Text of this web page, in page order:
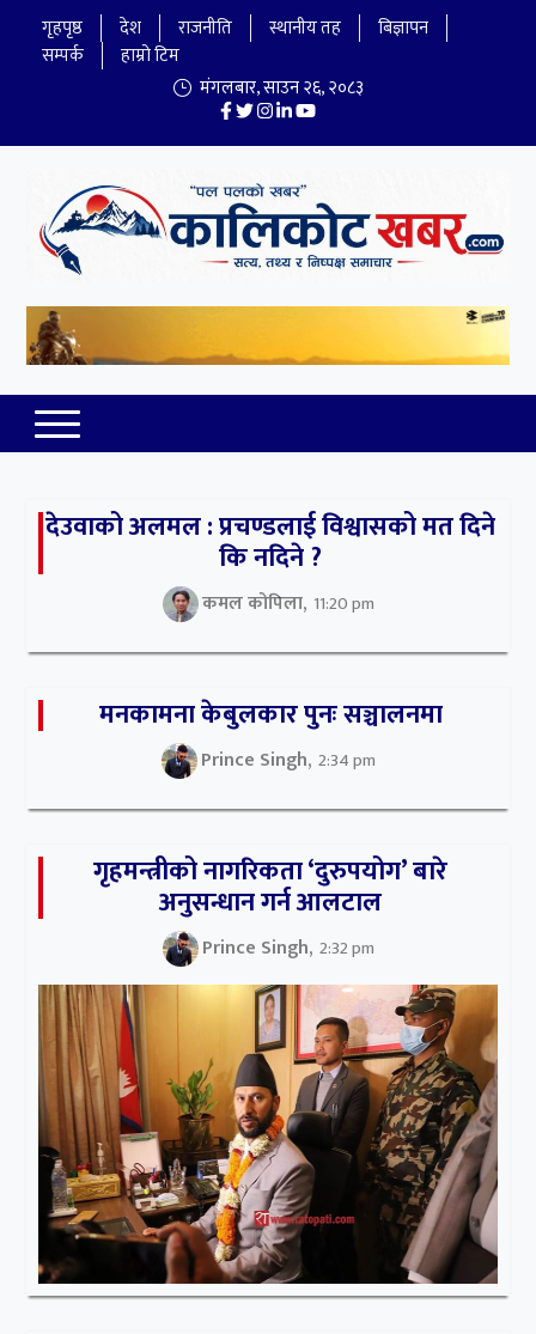
गृहपृष्ठ देश राजनीति स्थानीय तह
बिज्ञापन
सम्पर्क
हाम्रो टिम
मंगलबार,साउन२६,२०८३
Kalikot Khabar
देउवाको अलमल : प्रचण्डलाई विश्वासको मत दिने
कि नदिने ?
कमल कोपिला, 11:20 pm
मनकामना केबुलकार पुनः सञ्चालनमा
Prince Singh, 2:34 pm
गृहमन्त्रीको नागरिकता ‘दुरुपयोग’ बारे
अनुसन्धान गर्न आलटाल
Prince Singh, 2:32 pm